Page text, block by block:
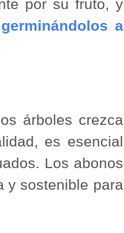
por su fruto, y
germinándolos a
árboles crezca
es esencial
Los abonos
y sostenible para